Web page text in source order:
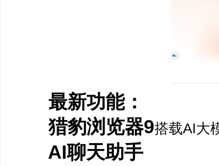
最新功能：
猎豹浏览器9搭载AI大
AI聊天助手